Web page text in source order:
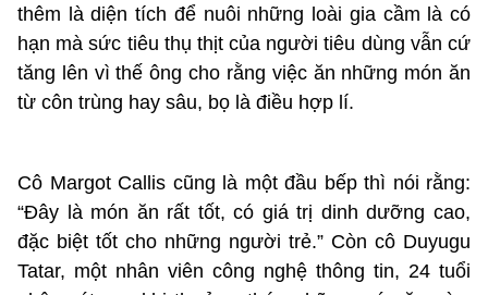
thêm là diện tích để nuôi những loài gia cầm là có
hạn mà sức tiêu thụ thịt của người tiêu dùng vẫn cứ
tăng lên vì thế ông cho rằng việc ăn những món ăn
từ côn trùng hay sâu, bọ là điều hợp lí.
Cô Margot Callis cũng là một đầu bếp thì nói rằng:
“Đây là món ăn rất tốt, có giá trị dinh dưỡng cao,
đặc biệt tốt cho những người trẻ.” Còn cô Duyugu
Tatar, một nhân viên công nghệ thông tin, 24 tuổi